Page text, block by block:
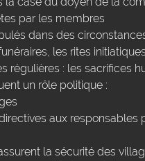
par les membres
dans des
les rites initiatiques
régulières : les sacrifices
un rôle politique :
aux responsables
la sécurité des